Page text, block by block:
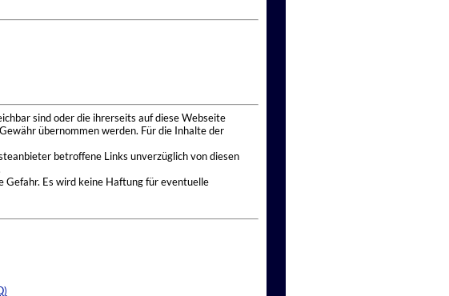
sind oder die ihrerseits auf diese Webseite
übernommen werden. Für die Inhalte der
betroffene Links unverzüglich von diesen
Gefahr. Es wird keine Haftung für eventuelle